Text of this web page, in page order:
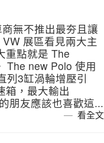
無不推出最夯且讓
展區看見兩大主
重點就是 The
The new Polo 使用
列3缸渦輪增壓引
箱，最大輸出
朋友應該也喜歡這...
看全文